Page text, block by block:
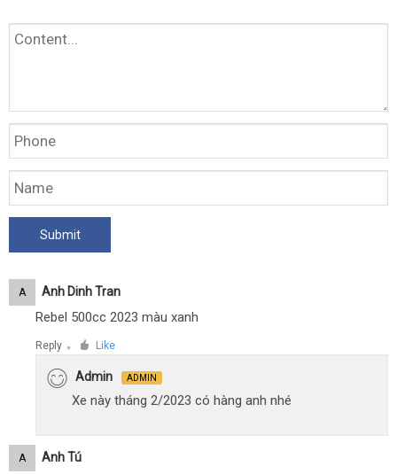
A Anh Dinh Tran
Rebel 500cc 2023 màu xanh
Reply ● Like
Admin ADMIN
Xe này tháng 2/2023 có hàng anh nhé
A Anh Tú